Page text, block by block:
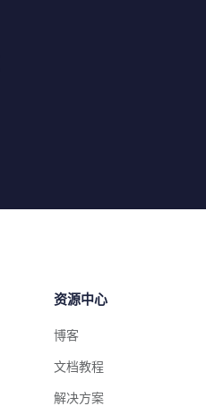
资源中心
博客
文档教程
解决方案